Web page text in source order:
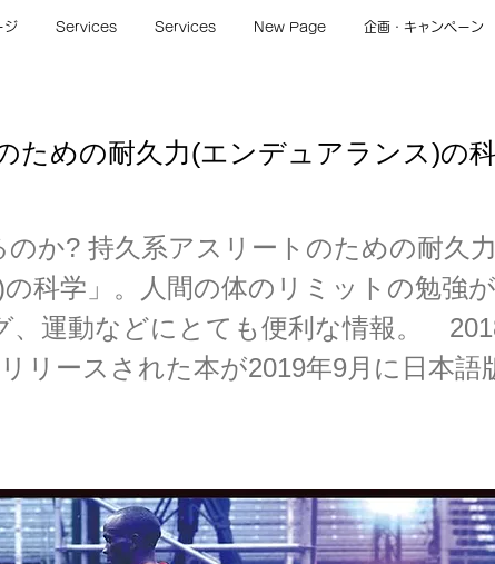
ジ Services Services New Page 企画・キャンペーン
ための耐久力(エンデュアランス)の
のか? 持久系アスリートのための耐久力
科学」。人間の体のリミットの勉強が
、運動などにとても便利な情報。
リースされた本が2019年9月に日本語